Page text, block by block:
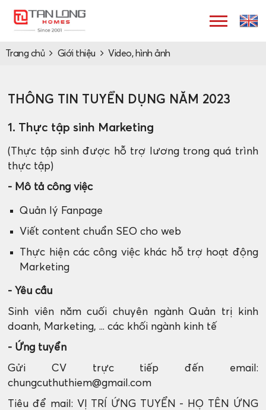
Trang chủ Giới thiệu Video, hình ảnh
THÔNG TIN TUYỂN DỤNG NĂM 2023
1. Thực tập sinh Marketing
(Thực tập sinh được hỗ trợ lương trong quá trình
thực tập)
- Mô tả công việc
Quản lý Fanpage
Viết content chuẩn SEO cho web
Thực hiện các công việc khác hỗ trợ hoạt động
Marketing
- Yêu cầu
Sinh viên năm cuối chuyên ngành Quản trị kinh
doanh, Marketing, ... các khối ngành kinh tế
- Ứng tuyển
Gửi CV trực tiếp đến email:
chungcuthuthiem@gmail.com
Tiêu để mail: VỊ TRÍ ỨNG TUYỂN - HỌ TÊN ỨNG